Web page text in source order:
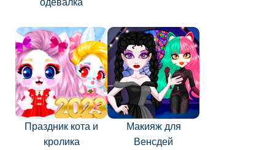
одевалка
Праздник кота и
кролика
Макияж для
Венсдей